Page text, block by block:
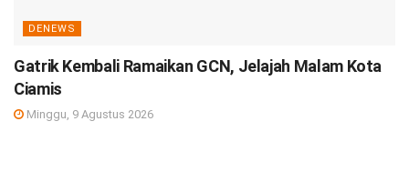
DENEWS
Gatrik Kembali Ramaikan GCN, Jelajah Malam Kota
Ciamis
Minggu, 9 Agustus 2026